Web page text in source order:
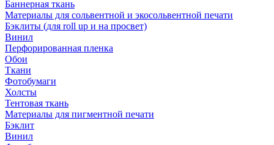
Баннерная ткань
Материалы для сольвентной и экосольвентной печати
Бэклиты (для roll up и на просвет)
Винил
Перфорированная пленка
Обои
Ткани
Фотобумаги
Холсты
Тентовая ткань
Материалы для пигментной печати
Бэклит
Винил